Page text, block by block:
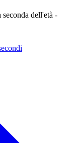
dell'età -